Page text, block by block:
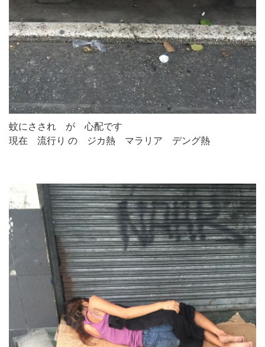
蚊にさされ が 心配です
現在 流行り の ジカ熱 マラリア デング熱